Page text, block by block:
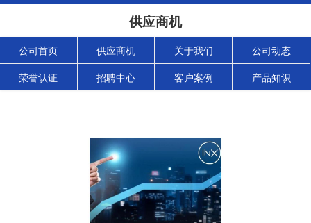
供应商机
公司首页 供应商机 关于我们 公司动态
荣誉认证 招聘中心 客户案例 产品知识